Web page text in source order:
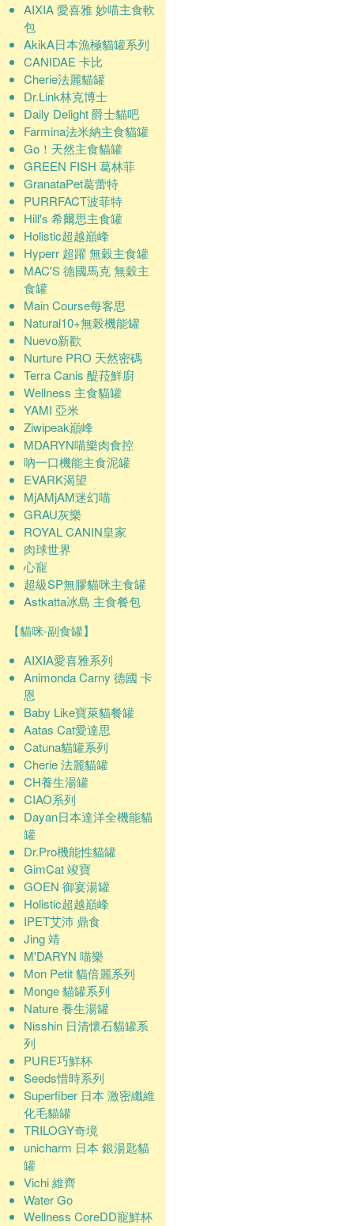
AIXIA 愛喜雅 妙喵主食軟
包
AkikA日本漁極貓罐系列
CANIDAE 卡比
Cherie法麗貓罐
Dr.Link林克博士
Daily Delight 爵士貓吧
Farmina法米納主食貓罐
Go！天然主食貓罐
GREEN FISH 葛林菲
GranataPet葛蕾特
PURRFACT波菲特
Hill's 希爾思主食罐
Holistic超越巔峰
Hyperr 超躍 無穀主食罐
MAC'S 德國馬克 無穀主
食罐
Main Course每客思
Natural10+無榖機能罐
Nuevo新歡
Nurture PRO 天然密碼
Terra Canis 醍菈鮮廚
Wellness 主食貓罐
YAMI 亞米
Ziwipeak巔峰
MDARYN喵樂肉食控
吶一口機能主食泥罐
EVARK渴望
MjAMjAM迷幻喵
GRAU灰樂
ROYAL CANIN皇家
肉球世界
心寵
超級SP無膠貓咪主食罐
Astkatta冰島 主食餐包
【貓咪-副食罐】
AIXIA愛喜雅系列
Animonda Carny 德國 卡
恩
Baby Like寶萊貓餐罐
Aatas Cat愛達思
Catuna貓罐系列
Cherie 法麗貓罐
CH養生湯罐
CIAO系列
Dayan日本達洋全機能貓
罐
Dr.Pro機能性貓罐
GimCat 竣寶
GOEN 御宴湯罐
Holistic超越巔峰
IPET艾沛 鼎食
Jing 靖
M'DARYN 喵樂
Mon Petit 貓倍麗系列
Monge 貓罐系列
Nature 養生湯罐
Nisshin 日清懷石貓罐系
列
PURE巧鮮杯
Seeds惜時系列
Superfiber 日本 激密纖維
化毛貓罐
TRILOGY奇境
unicharm 日本 銀湯匙貓
罐
Vichi 維齊
Water Go
Wellness CoreDD寵鮮杯